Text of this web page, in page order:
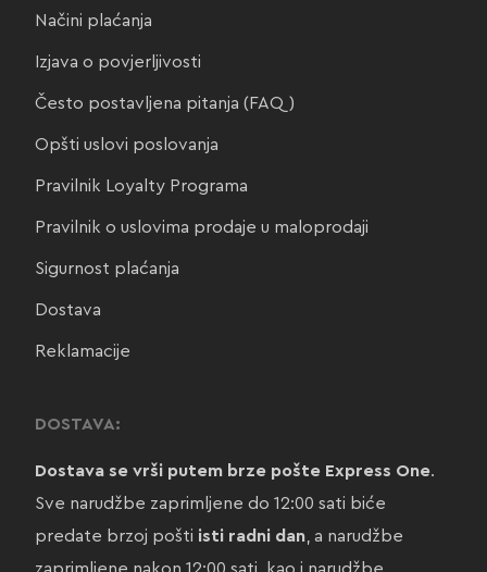
Načini plaćanja
Izjava o povjerljivosti
Često postavljena pitanja (FAQ)
Opšti uslovi poslovanja
Pravilnik Loyalty Programa
Pravilnik o uslovima prodaje u maloprodaji
Sigurnost plaćanja
Dostava
Reklamacije
DOSTAVA:
Dostava se vrši putem brze pošte Express One.
Sve narudžbe zaprimljene do 12:00 sati biće
predate brzoj pošti isti radni dan, a narudžbe